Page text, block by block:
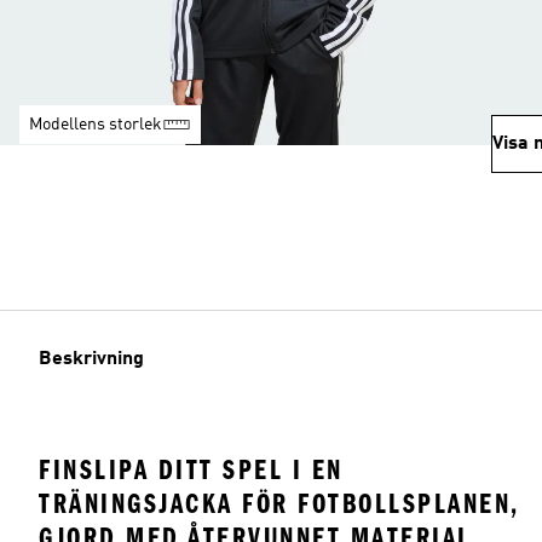
Modellens storlek
Visa
Beskrivning
FINSLIPA DITT SPEL I EN
TRÄNINGSJACKA FÖR FOTBOLLSPLANEN,